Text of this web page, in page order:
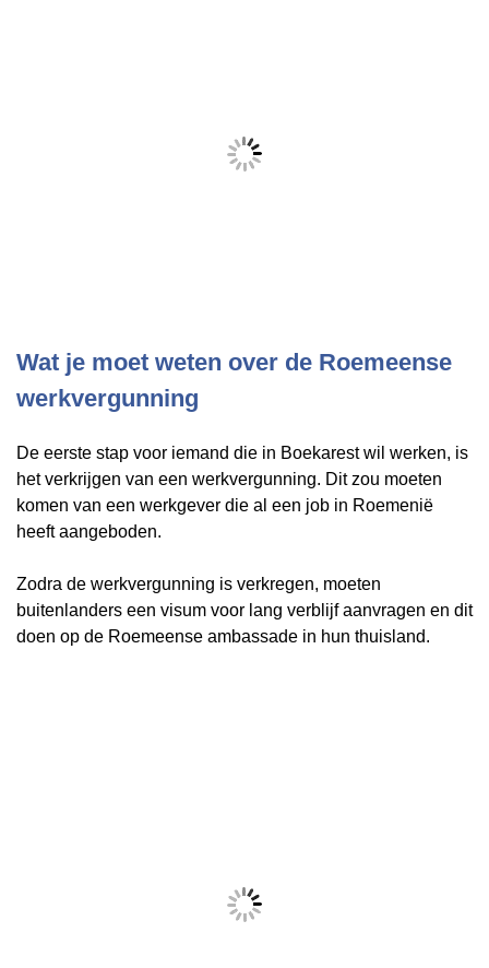
Wat je moet weten over de Roemeense
werkvergunning
De eerste stap voor iemand die in Boekarest wil werken, is
het verkrijgen van een werkvergunning. Dit zou moeten
komen van een werkgever die al een job in Roemenië
heeft aangeboden.
Zodra de werkvergunning is verkregen, moeten
buitenlanders een visum voor lang verblijf aanvragen en dit
doen op de Roemeense ambassade in hun thuisland.